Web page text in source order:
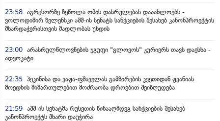
23:58 აგრესორზე ზეწოლა ომის დასრულებას დააახლოებს -
ვოლოდიმირ ზელენსკი აშშ-ის სენატს სანქციების შესახებ კანონპროექტის
მხარდაჭერისთვის მადლობას უხდის
23:00 არასრულწლოვნების ჯგუფი "გლოვოს" კურიერს თავს დაესხა -
ადვოკატი
22:35 პეკინისა და ვაჟა-ფშაველას გამზირების კვეთიდან ჟვანიას
მოედნის მიმართულებით მოძრაობა დროებით შეიზღუდება
21:59 აშშ-ის სენატმა რუსეთის წინააღმდეგ სანქციების შესახებ
კანონპროექტს მხარი დაუჭირა